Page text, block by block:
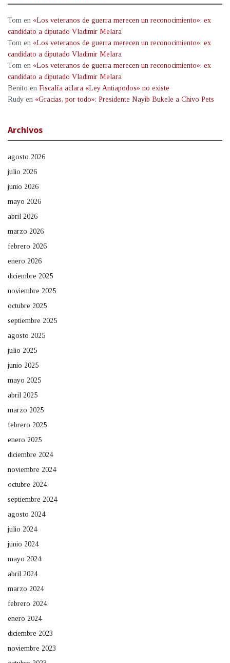
Tom en «Los veteranos de guerra merecen un reconocimiento»: ex
candidato a diputado Vladimir Melara
Tom en «Los veteranos de guerra merecen un reconocimiento»: ex
candidato a diputado Vladimir Melara
Tom en «Los veteranos de guerra merecen un reconocimiento»: ex
candidato a diputado Vladimir Melara
Benito en Fiscalía aclara «Ley Antiapodos» no existe
Rudy en «Gracias, por todo»: Presidente Nayib Bukele a Chivo Pets
Archivos
agosto 2026
julio 2026
junio 2026
mayo 2026
abril 2026
marzo 2026
febrero 2026
enero 2026
diciembre 2025
noviembre 2025
octubre 2025
septiembre 2025
agosto 2025
julio 2025
junio 2025
mayo 2025
abril 2025
marzo 2025
febrero 2025
enero 2025
diciembre 2024
noviembre 2024
octubre 2024
septiembre 2024
agosto 2024
julio 2024
junio 2024
mayo 2024
abril 2024
marzo 2024
febrero 2024
enero 2024
diciembre 2023
noviembre 2023